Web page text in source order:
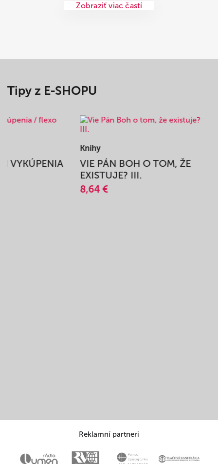
Zobraziť viac častí
Tipy z E-SHOPU
VYKÚPENIA
Knihy
VIE PÁN BOH O TOM, ŽE
EXISTUJE? III.
8,64 €
Reklamní partneri